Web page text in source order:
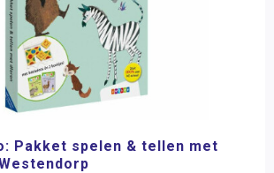
Pakket spelen & tellen met